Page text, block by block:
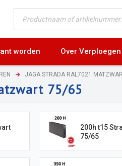
worden Over Verploegen
JAGA STRADA RAL7021
75/65
200h t15
75/65